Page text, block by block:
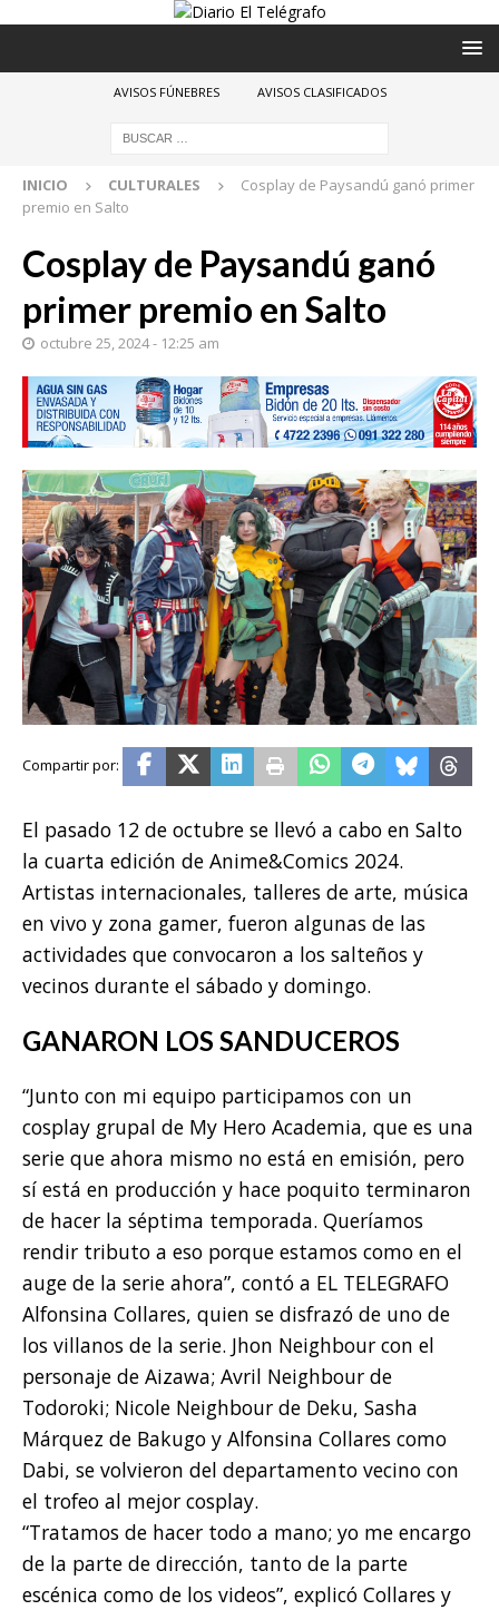
AVISOS FÚNEBRES AVISOS CLASIFICADOS
INICIO CULTURALES
Cosplay de Paysandú ganó primer
premio en Salto
Cosplay de Paysandú ganó
primer premio en Salto
octubre 25, 2024 - 12:25 am
El pasado 12 de octubre se llevó a cabo en Salto
la cuarta edición de Anime&Comics 2024.
Artistas internacionales, talleres de arte, música
en vivo y zona gamer, fueron algunas de las
actividades que convocaron a los salteños y
vecinos durante el sábado y domingo.
GANARON LOS SANDUCEROS
“Junto con mi equipo participamos con un
cosplay grupal de My Hero Academia, que es una
serie que ahora mismo no está en emisión, pero
sí está en producción y hace poquito terminaron
de hacer la séptima temporada. Queríamos
rendir tributo a eso porque estamos como en el
auge de la serie ahora”, contó a EL TELEGRAFO
Alfonsina Collares, quien se disfrazó de uno de
los villanos de la serie. Jhon Neighbour con el
personaje de Aizawa; Avril Neighbour de
Todoroki; Nicole Neighbour de Deku, Sasha
Márquez de Bakugo y Alfonsina Collares como
Dabi, se volvieron del departamento vecino con
el trofeo al mejor cosplay.
“Tratamos de hacer todo a mano; yo me encargo
de la parte de dirección, tanto de la parte
escénica como de los videos”, explicó Collares y